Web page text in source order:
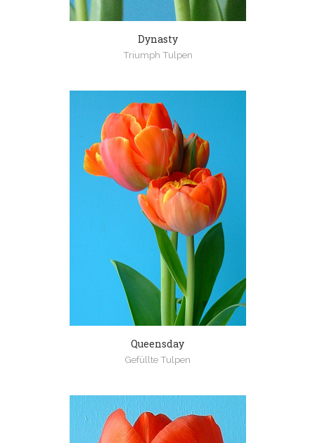
Dynasty
Triumph Tulpen
Queensday
Gefüllte Tulpen